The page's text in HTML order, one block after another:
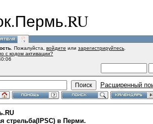
. Пожалуйста, войдите или зарегистрируйтесь
с кодом активации?
Расширенный
стрельба(IPSC) в Перми.